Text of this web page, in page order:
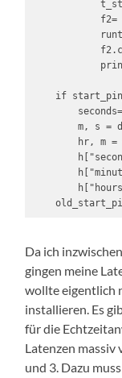
Da ich
gingen meine
wollte eigentlich
installieren. Es
für die
Latenzen massiv
und 3. Dazu